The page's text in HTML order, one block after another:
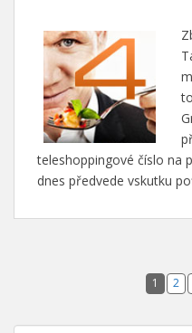
teleshoppingové číslo na
dnes předvede vskutku
1 2